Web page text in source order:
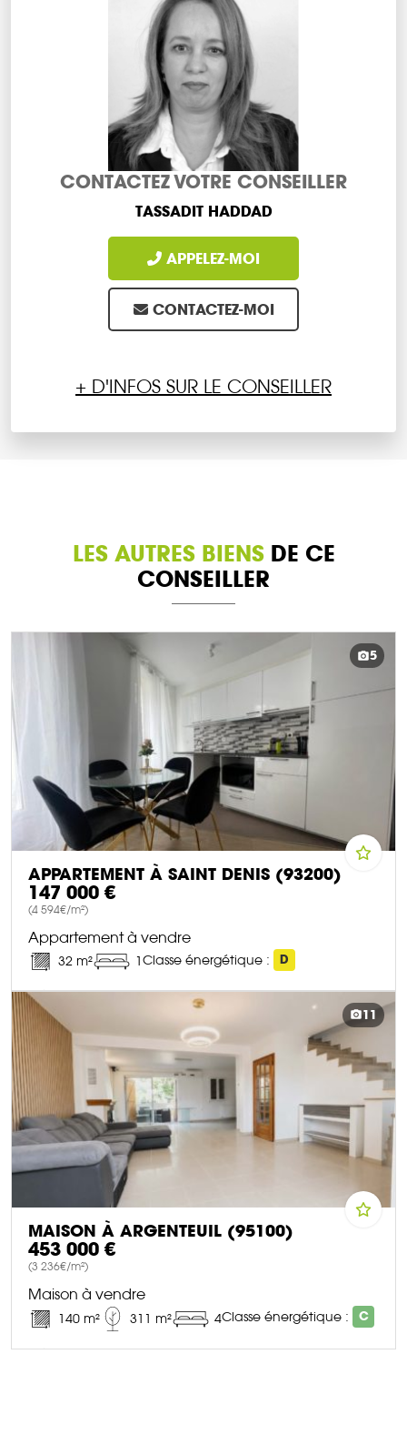
CONTACTEZ VOTRE CONSEILLER
TASSADIT HADDAD
APPELEZ-MOI
CONTACTEZ-MOI
+ D'INFOS SUR LE CONSEILLER
LES AUTRES BIENSDE CE
CONSEILLER
5
APPARTEMENT À SAINT DENIS (93200)
147 000 €
(4 594€/m²)
Appartement à vendre
32 m² 1Classe énergétique : D
DÉCOUVRIR CE BIEN
11
MAISON À ARGENTEUIL (95100)
453 000 €
(3 236€/m²)
Maison à vendre
140 m² 311 m² 4Classe énergétique : C